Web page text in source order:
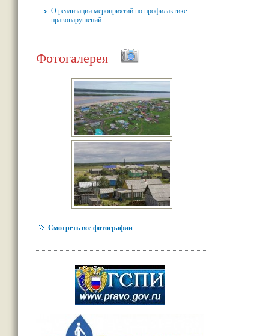
О реализации мероприятий по профилактике
правонарушений
Фотогалерея
Смотреть все фотографии